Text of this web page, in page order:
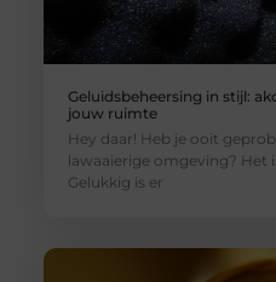
Geluidsbeheersing in stijl:
jouw ruimte
Hey daar! Heb je ooit
lawaaierige omgeving? Het
Gelukkig is er